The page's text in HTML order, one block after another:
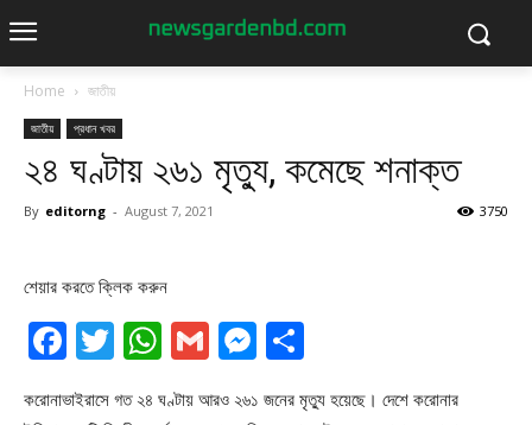
Home জাতীয়
জাতীয় প্রধান খবর
২৪ ঘণ্টায় ২৬১ মৃত্যু, কমেছে শনাক্ত
By editorng - August 7, 2021 3750
শেয়ার করতে ক্লিক করুন
Facebook
Twitter
WhatsApp
GmailMessenger
করোনাভাইরাসে গত ২৪ ঘণ্টায় আরও ২৬১ জনের মৃত্যু হয়েছে। দেশে করোনার